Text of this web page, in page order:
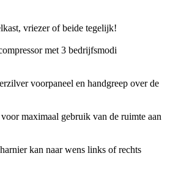
vriezer of beide tegelijk!
met 3 bedrijfsmodi
voorpaneel en handgreep over de
maximaal gebruik van de ruimte aan
kan naar wens links of rechts